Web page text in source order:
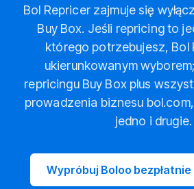
Bol Repricer zajmuje się
Buy Box. Jeśli repricing to
którego potrzebujesz, Bol
ukierunkowanym
repricingu Buy Box plus
prowadzenia biznesu
jedno i drugie.
Wypróbuj Boloo